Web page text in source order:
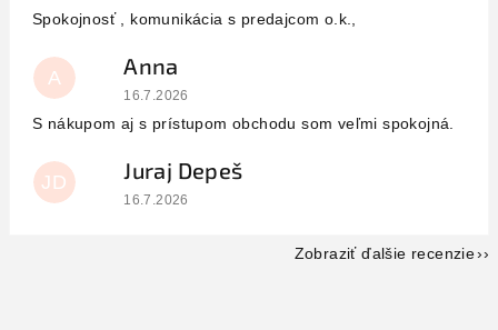
Spokojnosť , komunikácia s predajcom o.k.,
A Anna
Hodnotenie obchodu je 5 z 5 hviezdičiek.
16.7.2026
S nákupom aj s prístupom obchodu som veľmi spokojná.
JD Juraj Depeš
Hodnotenie obchodu je 5 z 5 hviezdičiek.
16.7.2026
Zobraziť ďalšie recenzie